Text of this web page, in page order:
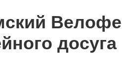
досуга